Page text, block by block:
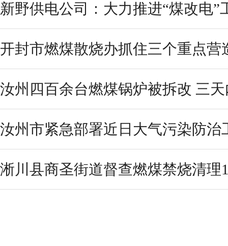
新野供电公司：大力推进“煤改电”
开封市燃煤散烧办抓住三个重点营
汝州四百余台燃煤锅炉被拆改 三
汝州市紧急部署近日大气污染防治
淅川县商圣街道督查燃煤禁烧清理